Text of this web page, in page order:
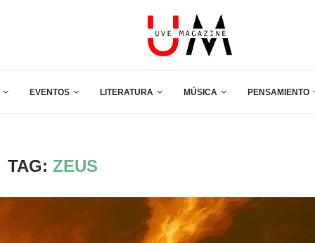
EVENTOS LITERATURA MÚSICA PENSAMIENTO
TAG: ZEUS